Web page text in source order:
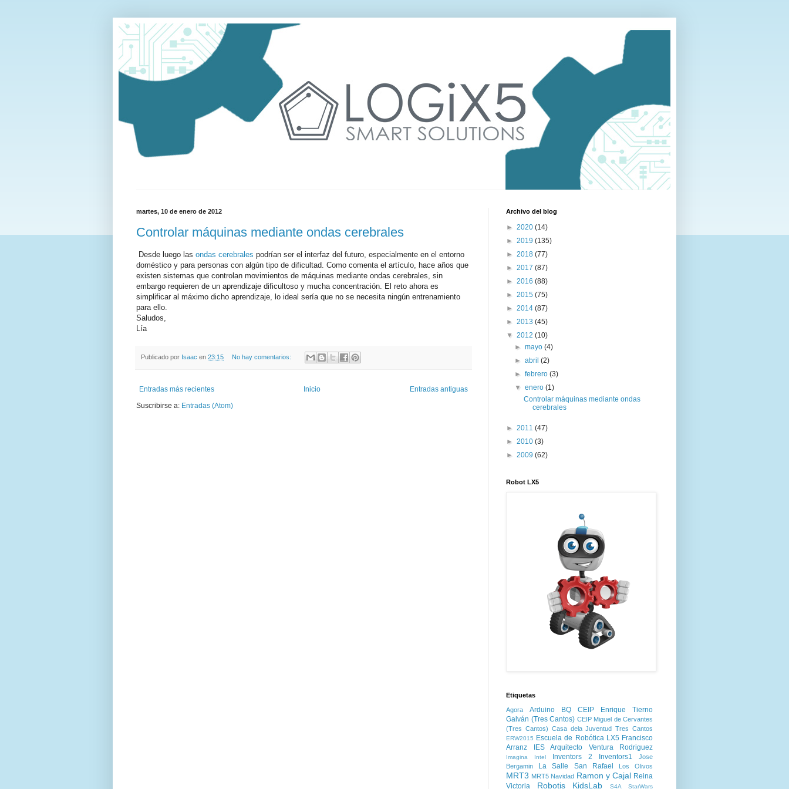
martes, 10 de enero de 2012
Controlar máquinas mediante ondas cerebrales
Desde luego las ondas cerebrales podrían ser el interfaz del futuro, especialmente en el entorno
doméstico y para personas con algún tipo de dificultad. Como comenta el artículo, hace años que
existen sistemas que controlan movimientos de máquinas mediante ondas cerebrales, sin
embargo requieren de un aprendizaje dificultoso y mucha concentración. El reto ahora es
simplificar al máximo dicho aprendizaje, lo ideal sería que no se necesita ningún entrenamiento
para ello.
Saludos,
Lía
Publicado por Isaac en 23:15 No hay comentarios:
Entradas más recientes Entradas antiguas
Inicio
Suscribirse a: Entradas (Atom)
Archivo del blog
► 2020 (14)
► 2019 (135)
► 2018 (77)
► 2017 (87)
► 2016 (88)
► 2015 (75)
► 2014 (87)
► 2013 (45)
▼ 2012 (10)
►mayo(4)
►abril(2)
►febrero(3)
▼enero(1)
Controlar máquinas mediante ondas
cerebrales
► 2011 (47)
► 2010 (3)
► 2009 (62)
Robot LX5
Etiquetas
Agora Arduino BQ
CEIP Enrique Tierno
Galván (Tres Cantos) CEIP Miguel de Cervantes
(Tres Cantos) Casa dela Juventud Tres Cantos
ERW2015 Escuela de Robótica LX5 Francisco
Arranz
IES Arquitecto Ventura Rodriguez
Imagina Intel Inventors 2 Inventors1
Jose
Bergamin
La Salle San Rafael Los Olivos
MRT3 MRT5 Navidad Ramon y Cajal Reina
Victoria
Robotis KidsLab S4A StarWars